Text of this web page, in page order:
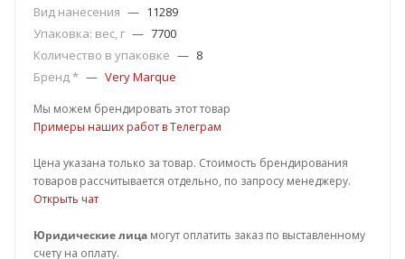
Вид нанесения — 11289
Упаковка: вес, г — 7700
Количество в упаковке — 8
Бренд * — Very Marque
Мы можем брендировать этот товар
Примеры наших работ в Телеграм
Цена указана только за товар. Стоимость брендирования
товаров рассчитывается отдельно, по запросу менеджеру.
Открыть чат
Юридические лица могут оплатить заказ по выставленному
счету на оплату.